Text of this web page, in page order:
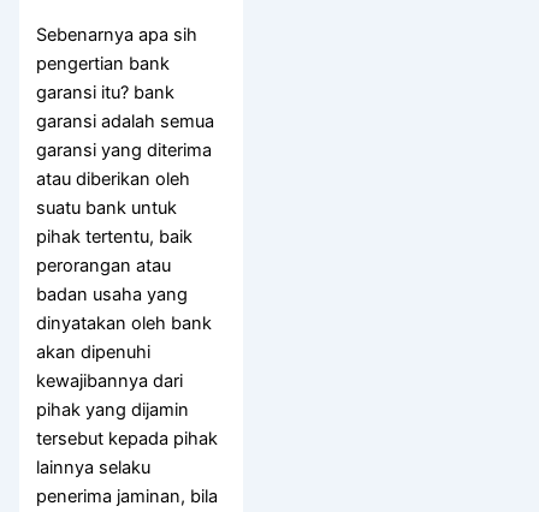
Sebenarnya apa sih
pengertian bank
garansi itu? bank
garansi adalah semua
garansi yang diterima
atau diberikan oleh
suatu bank untuk
pihak tertentu, baik
perorangan atau
badan usaha yang
dinyatakan oleh bank
akan dipenuhi
kewajibannya dari
pihak yang dijamin
tersebut kepada pihak
lainnya selaku
penerima jaminan, bila